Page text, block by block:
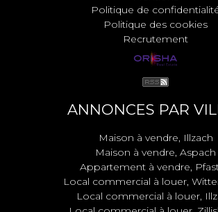
Politique de
Politique des cookies
Recrutement
ANNONCES PAR
Maison à vendre, Illzach
Maison à vendre, Aspach
Appartement à vendre,
Local commercial à louer,
Local commercial à louer,